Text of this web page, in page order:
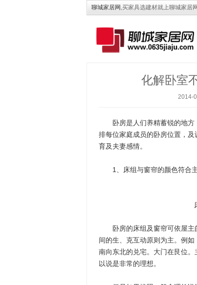
聊城家居网,买家具选建材就上聊城家居
化解卧室
2014-
卧房是人们养精蓄锐的地方
排每位家庭成员的卧房位置，
育及夫妻感情。
1、床组与窗帘的颜色符合
卧房的床组及窗帘可依屋主
间的生、克互动原则为主。例
南向东北的兑宅。大门在艮位
以说是非常的理想。